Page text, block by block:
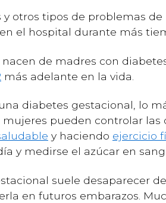
y otros tipos de problemas
el hospital durante más
nacen de madres con
más adelante en la vida.
diabetes gestacional, lo
mujeres pueden controlar
y haciendo ejercicio
y medirse el azúcar en
suele desaparecer
en futuros embarazos.